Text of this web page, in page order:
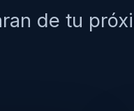
de tu